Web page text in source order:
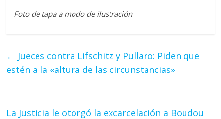
Foto de tapa a modo de ilustración
← Jueces contra Lifschitz y Pullaro: Piden que
estén a la «altura de las circunstancias»
La Justicia le otorgó la excarcelación a Boudou